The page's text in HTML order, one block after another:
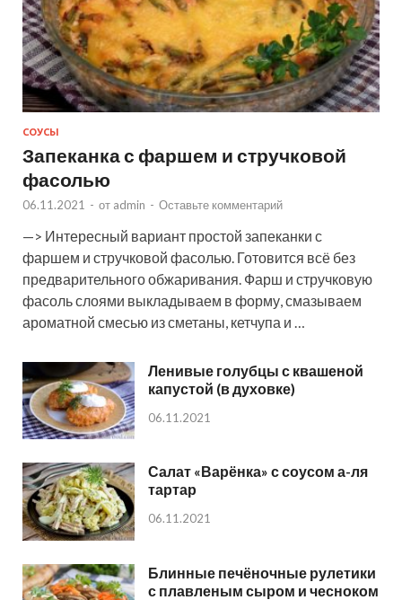
СОУСЫ
Запеканка с фаршем и стручковой
фасолью
06.11.2021 - от admin - Оставьте комментарий
—> Интересный вариант простой запеканки с
фаршем и стручковой фасолью. Готовится всё без
предварительного обжаривания. Фарш и стручковую
фасоль слоями выкладываем в форму, смазываем
ароматной смесью из сметаны, кетчупа и …
Ленивые голубцы с квашеной
капустой (в духовке)
06.11.2021
Салат «Варёнка» с соусом а-ля
тартар
06.11.2021
Блинные печёночные рулетики
с плавленым сыром и чесноком